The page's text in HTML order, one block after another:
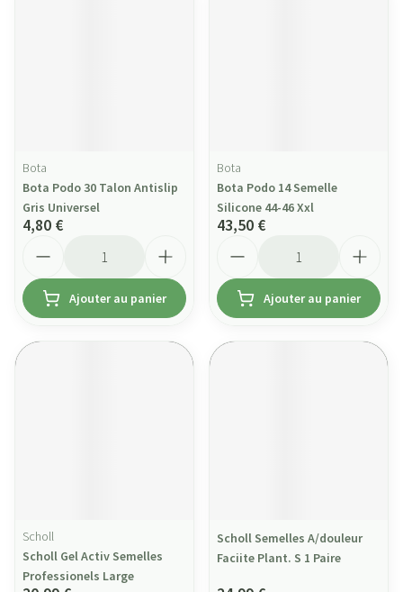
Bota
Bota Podo 30 Talon Antislip
Gris Universel
4,80 €
Ajouter au panier
Bota
Bota Podo 14 Semelle
Silicone 44-46 Xxl
43,50 €
Ajouter au panier
Scholl
Scholl Gel Activ Semelles
Professionels Large
Scholl Semelles A/douleur
Faciite Plant. S 1 Paire